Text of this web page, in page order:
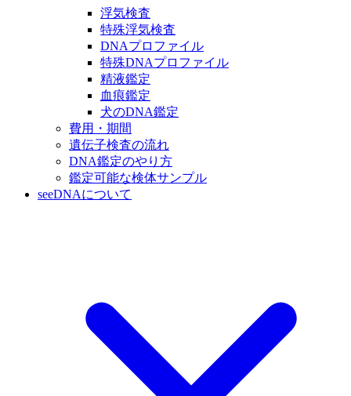
浮気検査
特殊浮気検査
DNAプロファイル
特殊DNAプロファイル
精液鑑定
血痕鑑定
犬のDNA鑑定
費用・期間
遺伝子検査の流れ
DNA鑑定のやり方
鑑定可能な検体サンプル
seeDNAについて